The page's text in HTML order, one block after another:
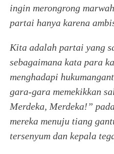
ingin merongrong
partai hanya karena
Kita adalah partai yang
sebagaimana kata para
menghadapi
gara-gara memekikkan
Merdeka, Merdeka!”
mereka menuju tiang
tersenyum dan kepala